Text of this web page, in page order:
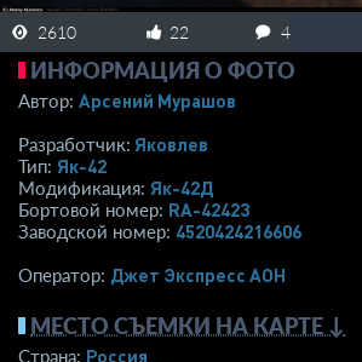
2610 22 4
ИНФОРМАЦИЯ О ФОТО
Автор: Арсений Мурашов
Разработчик: Яковлев
Тип: Як-42
Модификация: Як-42Д
Бортовой номер: RA-42423
Заводской номер: 4520424216606
Оператор: Джет Экспресс АОН
МЕСТО СЪЕМКИ НА КАРТЕ ↓
Страна: Россия